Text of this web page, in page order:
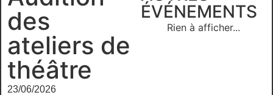
des
ateliers de
théâtre
23/06/2026
ÉVÉNEMENTS
Rien à afficher...